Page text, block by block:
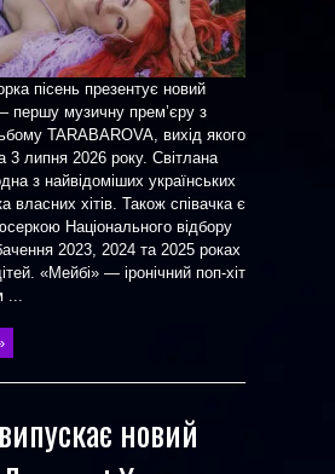
пісень презентує новий
першу музичну прем’єру з
TARABAROVA, вихід якого
3 липня 2026 року. Світлана
з найвідоміших українських
власних хітів. Також співачка є
Національного відбору
2023, 2024 та 2025 роках
«Мейбі» — іронічний поп-хіт
...
новий